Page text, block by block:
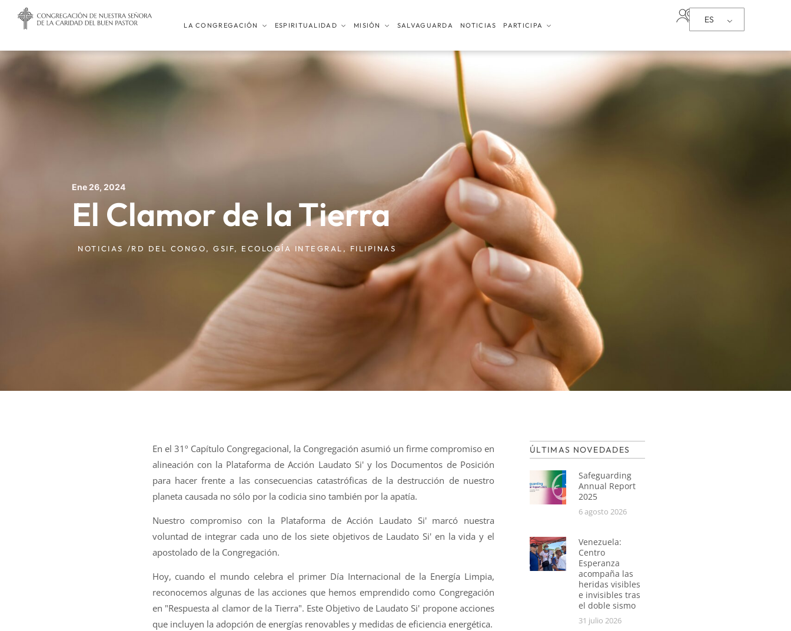
LA CONGREGACIÓN ESPIRITUALIDAD MISIÓN SALVAGUARDA NOTICIAS PARTICIPA
ES
Ene 26, 2024
El Clamor de la Tierra
NOTICIAS /RD DEL CONGO,GSIF, ECOLOGÍA INTEGRAL , FILIPINAS
En el 31º Capítulo Congregacional, la Congregación asumió un firme compromiso en
alineación con la Plataforma de Acción Laudato Si' y los Documentos de Posición
para hacer frente a las consecuencias catastróficas de la destrucción de nuestro
planeta causada no sólo por la codicia sino también por la apatía.
Nuestro compromiso con la Plataforma de Acción Laudato Si' marcó nuestra
voluntad de integrar cada uno de los siete objetivos de Laudato Si' en la vida y el
apostolado de la Congregación.
Hoy, cuando el mundo celebra el primer Día Internacional de la Energía Limpia,
reconocemos algunas de las acciones que hemos emprendido como Congregación
en "Respuesta al clamor de la Tierra". Este Objetivo de Laudato Si' propone acciones
que incluyen la adopción de energías renovables y medidas de eficiencia energética.
ÚLTIMAS NOVEDADES
Safeguarding
Annual Report
2025
6 agosto 2026
Venezuela:
Centro
Esperanza
acompaña las
heridas visibles
e invisibles tras
el doble sismo
31 julio 2026